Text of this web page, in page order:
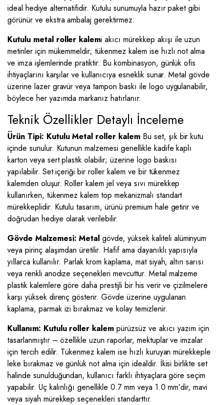
ideal hediye alternatifidir. Kutulu sunumuyla hazır paket gibi
görünür ve ekstra ambalaj gerektirmez.
Kutulu metal roller kalemi akıcı mürekkep akışı ile uzun
metinler için mükemmeldir; tükenmez kalem ise hızlı not alma
ve imza işlemlerinde pratiktir. Bu kombinasyon, günlük ofis
ihtiyaçlarını karşılar ve kullanıcıya esneklik sunar. Metal gövde
üzerine lazer gravür veya tampon baskı ile logo uygulanabilir,
böylece her yazımda markanız hatırlanır.
Teknik Özellikler Detaylı İnceleme
Ürün Tipi: Kutulu Metal roller kalemBu set, şık bir kutu
içinde sunulur. Kutunun malzemesi genellikle kadife kaplı
karton veya sert plastik olabilir; üzerine logo baskısı
yapılabilir. Set içeriği bir roller kalem ve bir tükenmez
kalemden oluşur. Roller kalem jel veya sıvı mürekkep
kullanırken, tükenmez kalem top mekanizmalı standart
mürekkeplidir. Kutulu tasarım, ürünü premium hale getirir ve
doğrudan hediye olarak verilebilir.
Gövde Malzemesi: Metal gövde, yüksek kaliteli alüminyum
veya pirinç alaşımdan üretilir. Hafif ama dayanıklı yapısıyla
yıllarca kullanılır. Parlak krom kaplama, mat siyah, altın sarısı
veya renkli anodize seçenekleri mevcuttur. Metal malzeme
plastik kalemlere göre daha prestijli bir his verir ve çizilmelere
karşı yüksek direnç gösterir. Gövde üzerine uygulanan
kaplama, parmak izi bırakmaz ve kolay temizlenir.
Kullanım: Kutulu roller kalem pürüzsüz ve akıcı yazım için
tasarlanmıştır – özellikle uzun raporlar, mektuplar ve imzalar
için tercih edilir. Tükenmez kalem ise hızlı kuruyan mürekkeple
leke bırakmaz ve günlük not alma için idealdir. İkisi birlikte set
halinde sunulduğundan, kullanıcı farklı ihtiyaçlara göre seçim
yapabilir. Uç kalınlığı genellikle 0.7 mm veya 1.0 mm’dir, mavi
veya siyah mürekkep seçenekleri standarttır.